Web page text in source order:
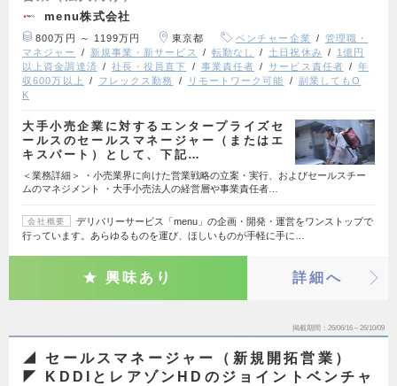
menu株式会社
800万円 ～ 1199万円 東京都 ベンチャー企業
管理職・
マネジャー
新規事業・新サービス 転勤なし 土日祝休み
1億円
以上資金調達済
社長・役員直下 事業責任者 サービス責任者
年
収600万以上
フレックス勤務 リモートワーク可能
副業してもO
K
大手小売企業に対するエンタープライズセ
ールスのセールスマネージャー（またはエ
キスパート）として、下記…
＜業務詳細＞ ・小売業界に向けた営業戦略の立案・実行、およびセールスチー
ムのマネジメント ・大手小売法人の経営層や事業責任者…
会社概要
デリバリーサービス「menu」の企画・開発・運営をワンストップで
行っています。あらゆるものを運び、ほしいものが手軽に手に…
興味あり 詳細へ
掲載期間 26/06/16～26/10/09
◢ セールスマネージャー（新規開拓営業）
◤ KDDIとレアゾンHDのジョイントベンチャ